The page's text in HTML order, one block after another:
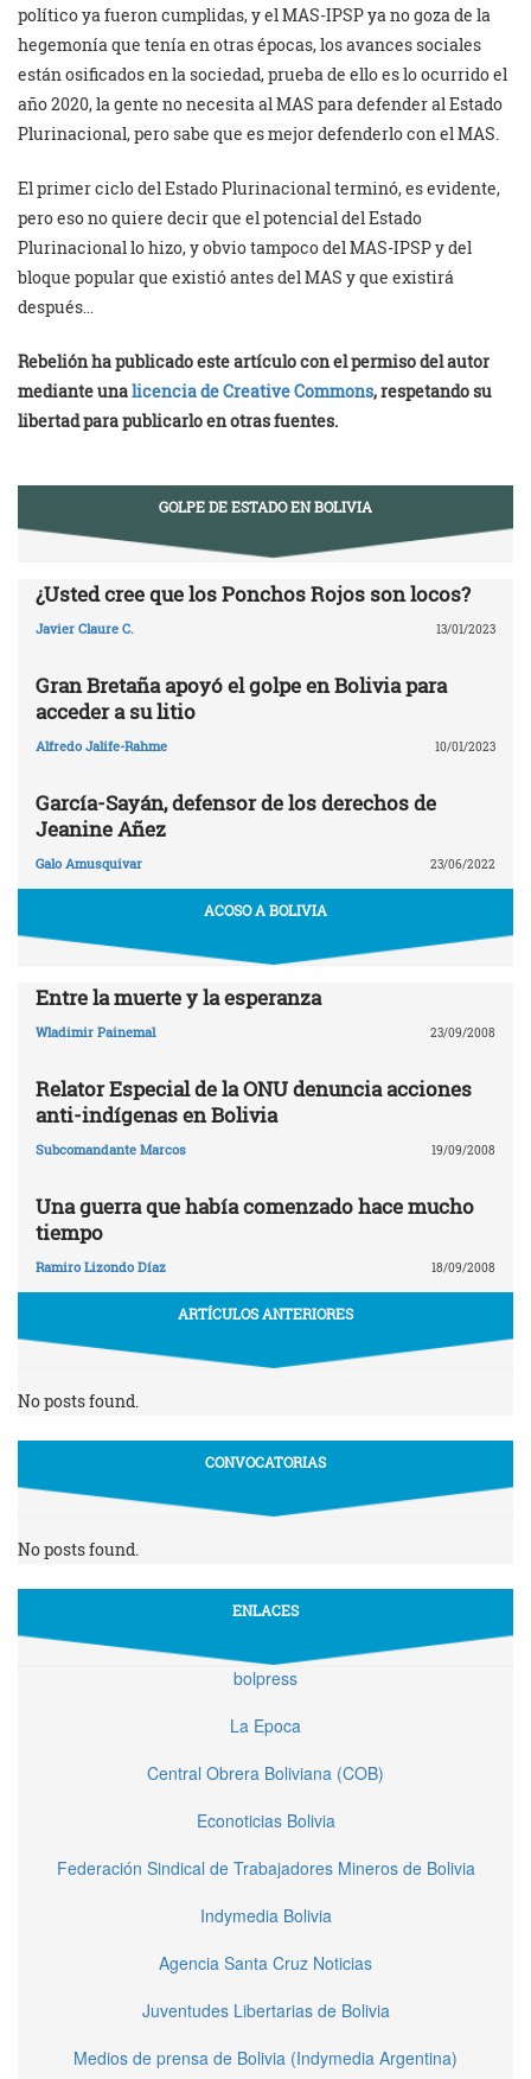
político ya fueron cumplidas, y el MAS-IPSP ya no goza de la
hegemonía que tenía en otras épocas, los avances sociales
están osificados en la sociedad, prueba de ello es lo ocurrido el
año 2020, la gente no necesita al MAS para defender al Estado
Plurinacional, pero sabe que es mejor defenderlo con el MAS.
El primer ciclo del Estado Plurinacional terminó, es evidente,
pero eso no quiere decir que el potencial del Estado
Plurinacional lo hizo, y obvio tampoco del MAS-IPSP y del
bloque popular que existió antes del MAS y que existirá
después…
Rebelión ha publicado este artículo con el permiso del autor
mediante unalicencia de Creative Commons, respetando su
libertad para publicarlo en otras fuentes.
GOLPE DE ESTADO EN BOLIVIA
¿Usted cree que los Ponchos Rojos son locos?
Javier Claure C. 13/01/2023
Gran Bretaña apoyó el golpe en Bolivia para
acceder a su litio
Alfredo Jalife-Rahme 10/01/2023
García-Sayán, defensor de los derechos de
Jeanine Añez
Galo Amusquivar 23/06/2022
ACOSO A BOLIVIA
Entre la muerte y la esperanza
Wladimir Painemal 23/09/2008
Relator Especial de la ONU denuncia acciones
anti-indígenas en Bolivia
Subcomandante Marcos 19/09/2008
Una guerra que había comenzado hace mucho
tiempo
Ramiro Lizondo Díaz 18/09/2008
ARTÍCULOS ANTERIORES
No posts found.
CONVOCATORIAS
No posts found.
ENLACES
bolpress
La Epoca
Central Obrera Boliviana (COB)
Econoticias Bolivia
Federación Sindical de Trabajadores Mineros de Bolivia
Indymedia Bolivia
Agencia Santa Cruz Noticias
Juventudes Libertarias de Bolivia
Medios de prensa de Bolivia (Indymedia Argentina)